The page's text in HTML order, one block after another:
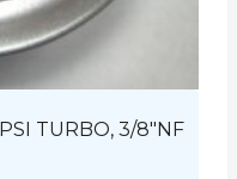
TURBO, 3/8″NF